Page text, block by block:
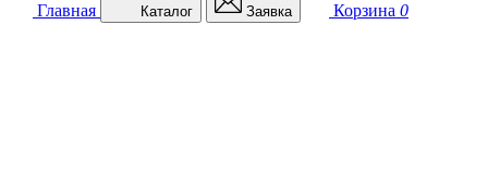
Главная Каталог Заявка Корзина 0